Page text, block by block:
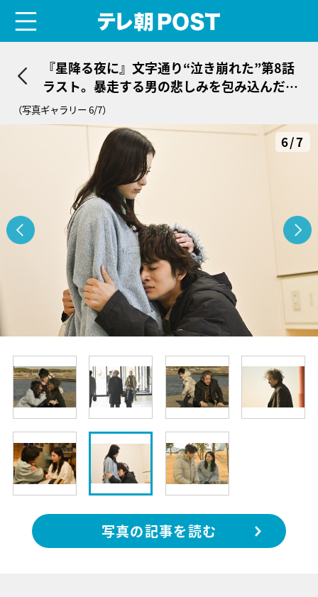
『星降る夜に』文字通り“泣き崩れた”第8話
ラスト。暴走する男の悲しみを包み込んだの
は“人の体温”だった
（写真ギャラリー 6/7）
6/7
写真の記事を読む